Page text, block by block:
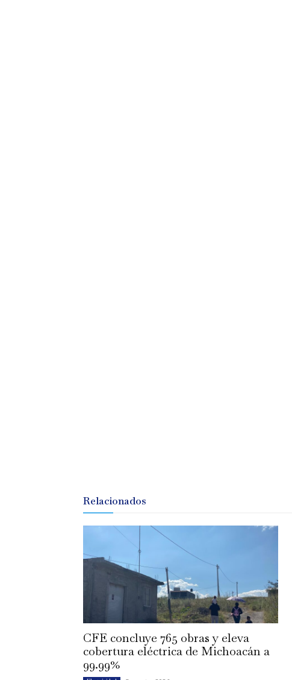
Relacionados
CFE concluye 765 obras y eleva
cobertura eléctrica de Michoacán a
99.99%